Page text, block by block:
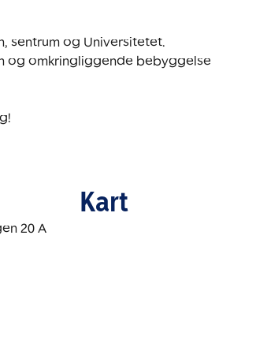
sentrum og Universitetet.
og omkringliggende bebyggelse
Kart